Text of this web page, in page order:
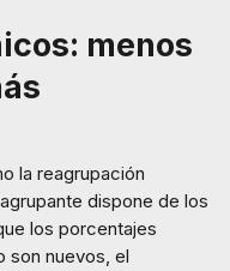
menos
la reagrupación
dispone de los
los porcentajes
son nuevos, el